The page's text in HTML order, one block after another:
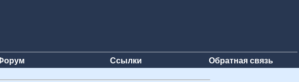
Ссылки Обратная связь